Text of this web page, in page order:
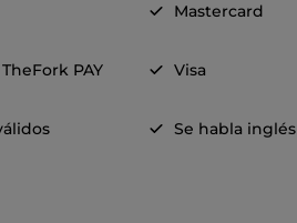
Mastercard
PAY Visa
Se habla inglés